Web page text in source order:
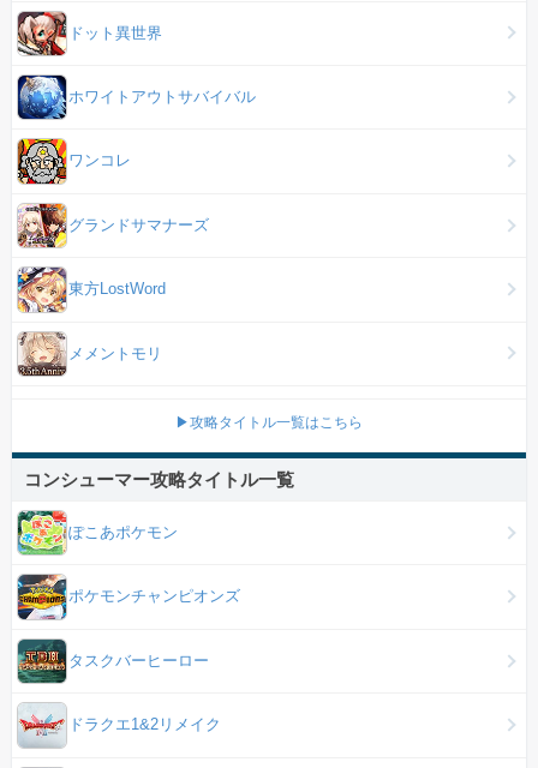
ドット異世界
ホワイトアウトサバイバル
ワンコレ
グランドサマナーズ
東方LostWord
メメントモリ
▶攻略タイトル一覧はこちら
コンシューマー攻略タイトル一覧
ぽこあポケモン
ポケモンチャンピオンズ
タスクバーヒーロー
ドラクエ1&2リメイク